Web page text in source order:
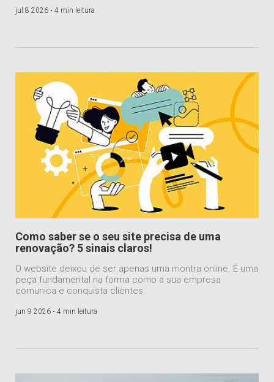
jul 8 2026 • 4 min leitura
Como saber se o seu site precisa de uma
renovação? 5 sinais claros!
O website deixou de ser apenas uma montra online. É uma
peça fundamental na forma como a sua empresa
comunica e conquista clientes.
jun 9 2026 • 4 min leitura